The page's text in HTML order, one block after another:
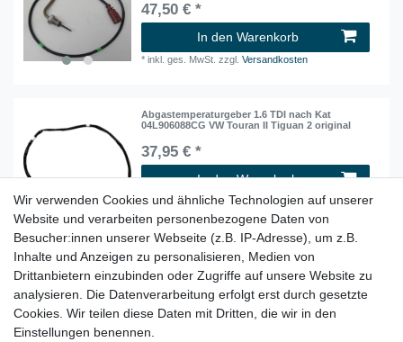
47,50 € *
In den Warenkorb
*inkl. ges. MwSt. zzgl.Versandkosten
Abgastemperaturgeber 1.6 TDI nach Kat
04L906088CG VW Touran II Tiguan 2 original
37,95 € *
In den Warenkorb
*inkl. ges. MwSt.zzgl.Versandkosten
Abgastemperaturgeber 1.6 TDI vor DPF
04L906088CF VW Touran II Tiguan 2 original
37,95 € *
In den Warenkorb
Wir verwenden Cookies und ähnliche Technologien auf unserer
Website und verarbeiten personenbezogene Daten von
Besucher:innen unserer Webseite (z.B. IP-Adresse), um z.B.
Inhalte und Anzeigen zu personalisieren, Medien von
Drittanbietern einzubinden oder Zugriffe auf unsere Website zu
analysieren. Die Datenverarbeitung erfolgt erst durch gesetzte
Cookies. Wir teilen diese Daten mit Dritten, die wir in den
Einstellungen benennen.